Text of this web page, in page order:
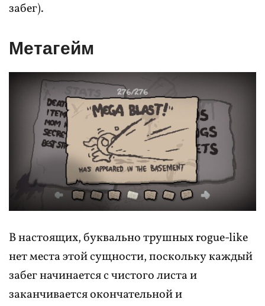
забег).
Метагейм
В настоящих, буквально трушных rogue-like
нет места этой сущности, поскольку каждый
забег начинается с чистого листа и
заканчивается окончательной и